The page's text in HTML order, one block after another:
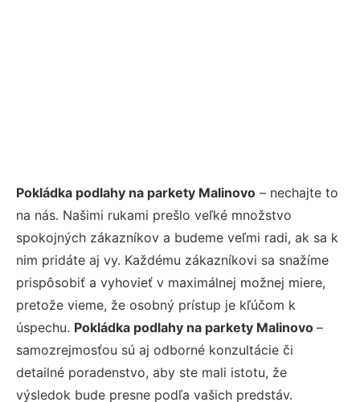
Pokládka podlahy na parkety Malinovo – nechajte to
na nás. Našimi rukami prešlo veľké množstvo
spokojných zákazníkov a budeme veľmi radi, ak sa k
nim pridáte aj vy. Každému zákazníkovi sa snažíme
prispôsobiť a vyhovieť v maximálnej možnej miere,
pretože vieme, že osobný prístup je kľúčom k
úspechu. Pokládka podlahy na parkety Malinovo –
samozrejmosťou sú aj odborné konzultácie či
detailné poradenstvo, aby ste mali istotu, že
výsledok bude presne podľa vašich predstáv.